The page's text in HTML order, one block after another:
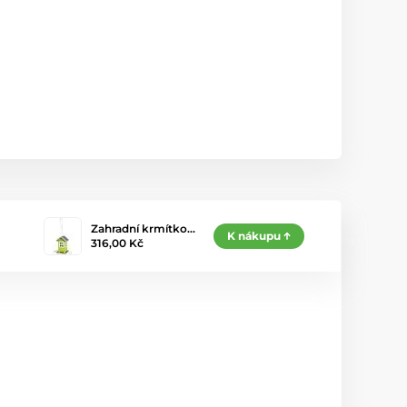
Zahradní krmítko…
316,00 Kč
K nákupu